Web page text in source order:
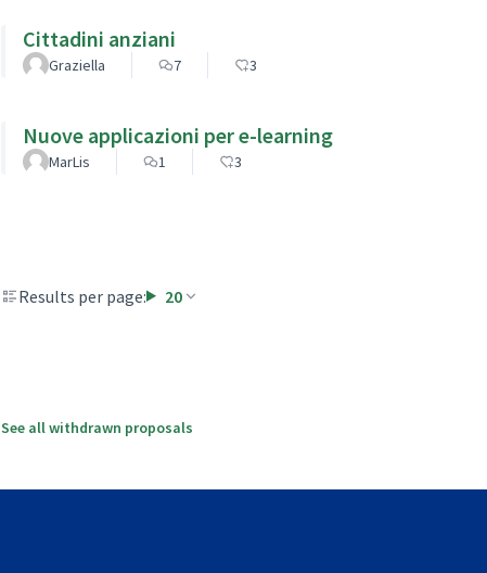
Cittadini anziani
Graziella 7 3
Nuove applicazioni per e-learning
MarLis 1 3
Results per page: 20
See all withdrawn proposals